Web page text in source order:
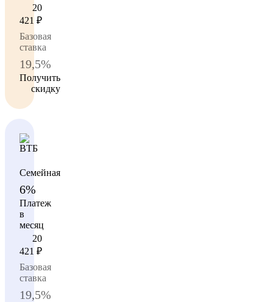
20
421 ₽
Базовая
ставка
19,5%
Получить
скидку
Семейная
6%
Платеж
в
месяц
20
421 ₽
Базовая
ставка
19,5%